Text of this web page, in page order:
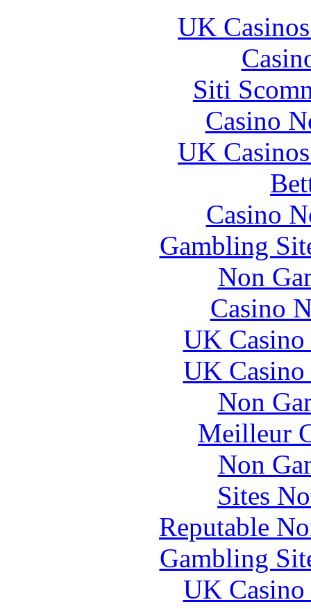
UK
Siti
Casino
UK
Casino
Gambling
Non
Casino
UK
UK
Non
Meilleur
Non
Sites
Reputable
Gambling
UK